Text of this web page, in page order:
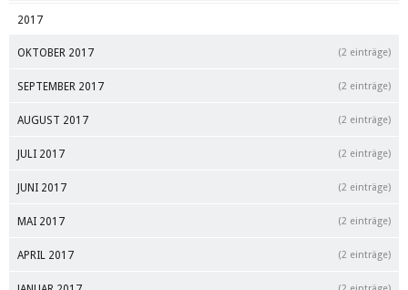
2017
OKTOBER 2017 (2 einträge)
SEPTEMBER 2017 (2 einträge)
AUGUST 2017 (2 einträge)
JULI 2017 (2 einträge)
JUNI 2017 (2 einträge)
MAI 2017 (2 einträge)
APRIL 2017 (2 einträge)